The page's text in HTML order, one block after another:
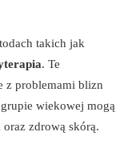
takich jak
. Te
z problemami blizn
wiekowej mogą
oraz zdrową skórą.